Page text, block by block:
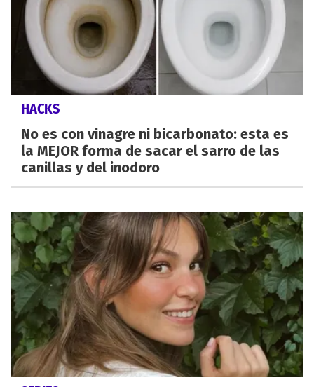
HACKS
No es con vinagre ni bicarbonato: esta es
la MEJOR forma de sacar el sarro de las
canillas y del inodoro